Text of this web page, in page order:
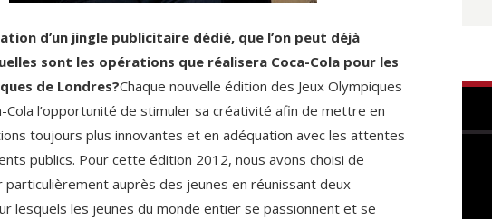
d’un jingle publicitaire dédié, que l’on peut déjà
sont les opérations que réalisera Coca-Cola pour les
de Londres?Chaque nouvelle édition des Jeux Olympiques
Cola l’opportunité de stimuler sa créativité afin de mettre en
toujours plus innovantes et en adéquation avec les attentes
publics. Pour cette édition 2012, nous avons choisi de
particulièrement auprès des jeunes en réunissant deux
lesquels les jeunes du monde entier se passionnent et se